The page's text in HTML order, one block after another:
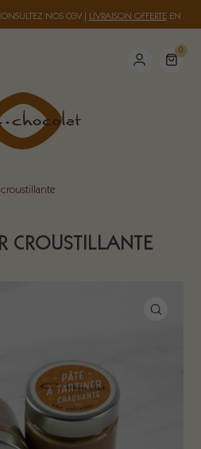
NOS CGV| LIVRAISON OFFERTEEN
0
CROUSTILLANTE